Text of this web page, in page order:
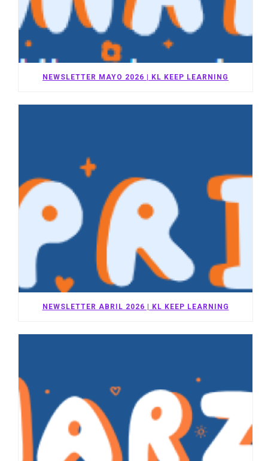
NEWSLETTER MAYO 2026 | KL KEEP LEARNING
NEWSLETTER ABRIL 2026 | KL KEEP LEARNING